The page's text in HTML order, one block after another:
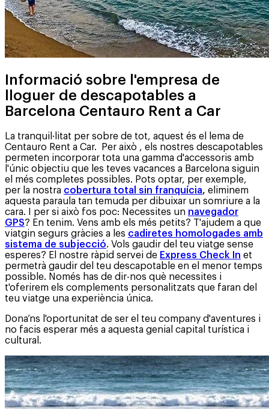
Informació sobre l'empresa de
lloguer de descapotables a
Barcelona Centauro Rent a Car
La tranquil·litat per sobre de tot, aquest és el lema de
Centauro Rent a Car. Per això , els nostres descapotables
permeten incorporar tota una gamma d'accessoris amb
l'únic objectiu que les teves vacances a Barcelona siguin
el més completes possibles. Pots optar, per exemple,
per la nostra cobertura total sin franquícia, eliminem
aquesta paraula tan temuda per dibuixar un somriure a la
cara. I per si això fos poc: Necessites un navegador
GPS? En tenim. Vens amb els més petits? T'ajudem a que
viatgin segurs gràcies a les cadiretes homologades amb
sistema de subjecció. Vols gaudir del teu viatge sense
esperes? El nostre ràpid servei de Express Check In et
permetrà gaudir del teu descapotable en el menor temps
possible. Només has de dir-nos què necessites i
t'oferirem els complements personalitzats que faran del
teu viatge una experiència única.
Dona’ns l'oportunitat de ser el teu company d'aventures i
no facis esperar més a aquesta genial capital turística i
cultural.